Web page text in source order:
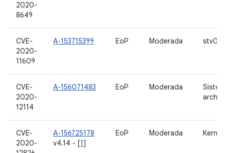
2020-
8649
CVE-
2020-
11609
A-153715399 EoP Moderada
CVE-
2020-
12114
A-156071483 EoP Moderada
CVE-
2020-
A-156725178
v4.14 - [1]
EoP Moderada Kernel